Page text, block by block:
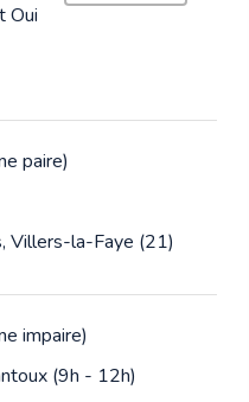
Oui
paire)
Villers-la-Faye (21)
impaire)
(9h - 12h)